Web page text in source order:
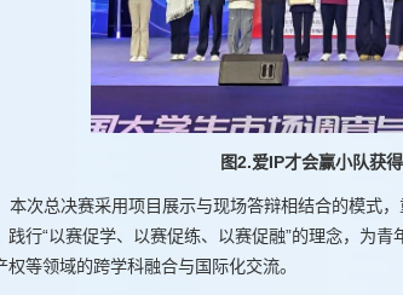
图2.爱IP才会赢小队获
本次总决赛采用项目展示与现场答辩相结合的模式
践行“以赛促学、以赛促练、以赛促融”的理念，为
权等领域的跨学科融合与国际化交流。